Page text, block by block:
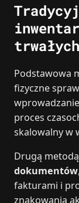
Podstawowa
fizyczne
proces
skalowalny w
Drugą
dokumentów
fakturami i
znakowania